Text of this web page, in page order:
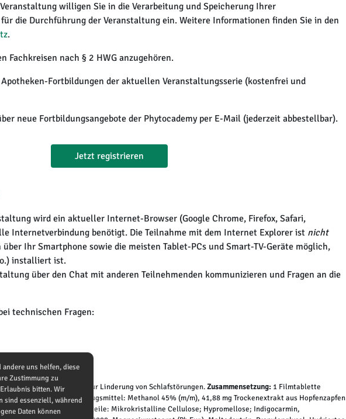
uns helfen, diese
Zustimmung zu
bitten. Wir
sind essenziell, während
Daten können
willigen Sie in die Verarbeitung und Speicherung Ihrer
für die Durchführung der Veranstaltung ein. Weitere Informationen finden Sie in den
.
Fachkreisen nach § 2 HWG anzugehören.
Fortbildungen der aktuellen Veranstaltungsserie (kostenfrei und
neue Fortbildungsangebote der Phytocademy per E-Mail (jederzeit abbestellbar).
Jetzt registrieren
wird ein aktueller Internet-Browser (Google Chrome, Firefox, Safari,
Internetverbindung benötigt. Die Teilnahme mit dem Internet Explorer ist nicht
Ihr Smartphone sowie die meisten Tablet-PCs und Smart-TV-Geräte möglich,
installiert ist.
über den Chat mit anderen Teilnehmenden kommunizieren und Fragen an die
technischen Fragen:
Pflanzliches Arzneimittel zur Linderung von Schlafstörungen.Zusammensetzung: 1 Filmtablette
(5 - 8:1); Auszugsmittel: Methanol 45% (m/m), 41,88 mg Trockenextrakt aus Hopfenzapfen
(m/m). Sonstige Bestandteile: Mikrokristalline Cellulose; Hypromellose; Indigocarmin,